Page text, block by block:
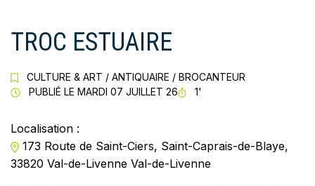
TROC ESTUAIRE
CULTURE & ART / ANTIQUAIRE / BROCANTEUR
PUBLIÉ LE MARDI 07 JUILLET 26 TEMPS DE LECTURE
1'
Localisation :
173 Route de Saint-Ciers, Saint-Caprais-de-Blaye,
33820 Val-de-Livenne Val-de-Livenne